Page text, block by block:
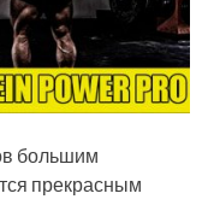
большим
прекрасным